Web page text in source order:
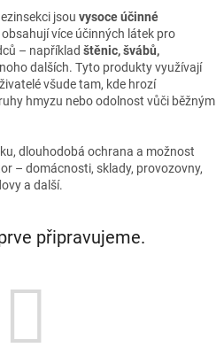
jsou vysoce účinné
obsahují více účinných látek pro
– například štěnic, švábů,
dalších. Tyto produkty využívají
všude tam, kde hrozí
hmyzu nebo odolnost vůči běžným
dlouhodobá ochrana a možnost
– domácnosti, sklady, provozovny,
a další.
připravujeme.